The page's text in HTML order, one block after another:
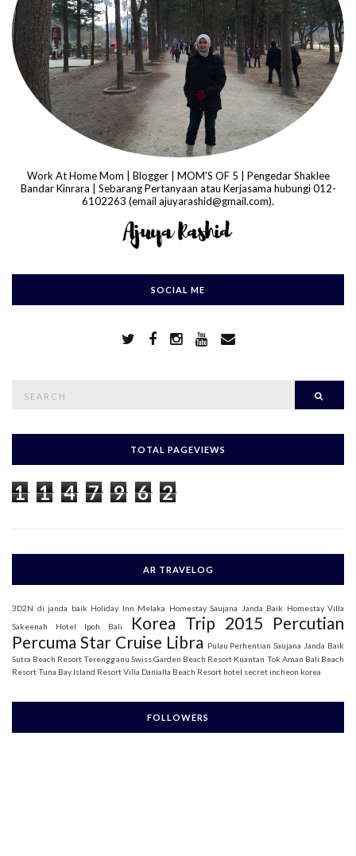
Work At Home Mom | Blogger | MOM'S OF 5 | Pengedar Shaklee
Bandar Kinrara | Sebarang Pertanyaan atau Kerjasama hubungi 012-
6102263 (email ajuyarashid@gmail.com).
SOCIAL ME
c
f
r
:
TOTAL PAGEVIEWS
1 1 4 7 9 6 2
AR TRAVELOG
3D2N di janda baik Holiday Inn Melaka Homestay Saujana Janda Baik Homestay Villa
Sakeenah
Hotel Ipoh Bali Korea Trip 2015 Percutian
Percuma Star Cruise Libra Pulau Perhentian Saujana Janda Baik
Sutra Beach Resort Terengganu Swiss Garden Beach Resort Kuantan Tok Aman Bali Beach
ResortTuna Bay Island ResortVilla Danialla Beach Resort hotel secret incheon korea
FOLLOWERS